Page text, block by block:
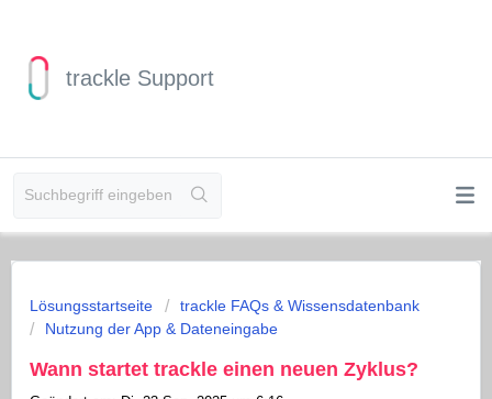
trackle Support
Lösungsstartseite
trackle FAQs & Wissensdatenbank
Nutzung der App & Dateneingabe
Wann startet trackle einen neuen Zyklus?